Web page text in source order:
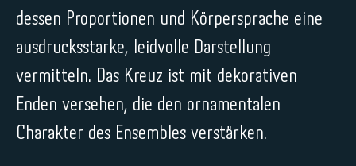
dessen Proportionen und Körpersprache eine
ausdrucksstarke, leidvolle Darstellung
vermitteln. Das Kreuz ist mit dekorativen
Enden versehen, die den ornamentalen
Charakter des Ensembles verstärken.